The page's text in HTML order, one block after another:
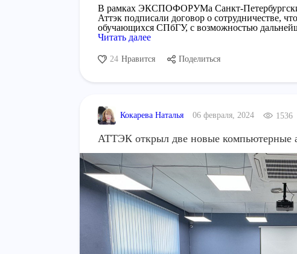
В рамках ЭКСПОФОРУМа Санкт-
Аттэк подписали договор о сотрудничестве,
обучающихся СПбГУ, с возможностью
Читать далее
24 Нравится Поделиться
Кокарева Наталья 06 февраля, 2024 1536
АТТЭК открыл две новые компьютерные